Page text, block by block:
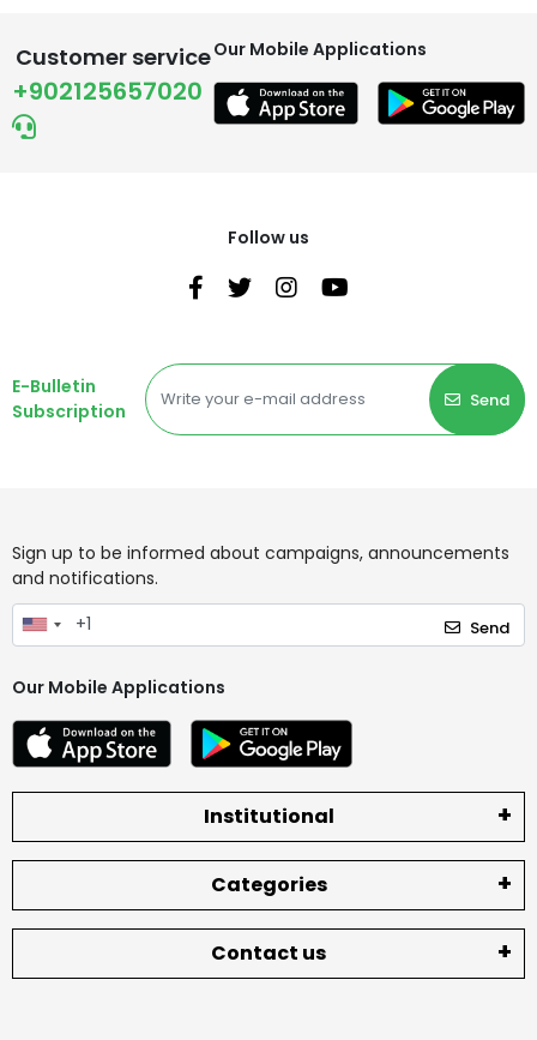
Customer service
+902125657020
Our Mobile Applications
Follow us
E-Bulletin
Subscription
Send
Sign up to be informed about campaigns, announcements
and notifications.
Send
Our Mobile Applications
Institutional
Categories
Contact us